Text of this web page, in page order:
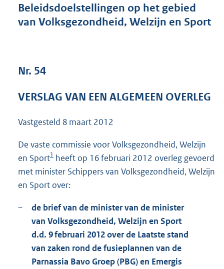
s
g
:
Beleidsdoelstellingen op het gebied
van Volksgezondheid, Welzijn en Sport
Nr. 54
VERSLAG VAN EEN ALGEMEEN OVERLEG
Vastgesteld 8 maart 2012
De vaste commissie voor Volksgezondheid, Welzijn
en Sport1 heeft op 16 februari 2012 overleg gevoerd
met minister Schippers van Volksgezondheid, Welzijn
en Sport over:
–
de brief van de minister van de minister
van Volksgezondheid, Welzijn en Sport
d.d. 9 februari 2012 over de Laatste stand
van zaken rond de fusieplannen van de
Parnassia Bavo Groep (PBG) en Emergis